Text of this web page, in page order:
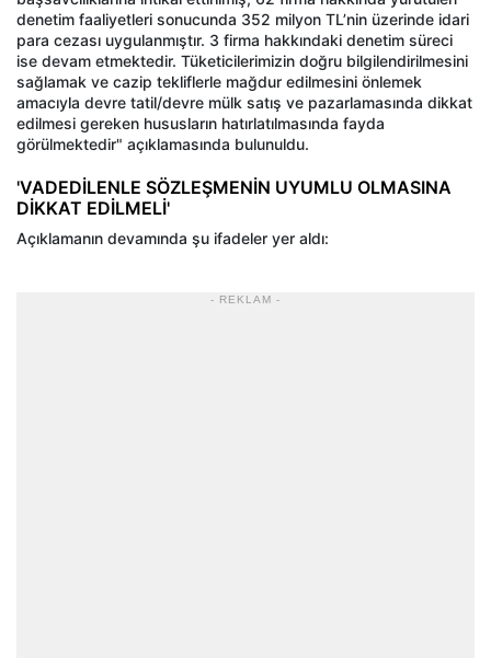
denetim faaliyetleri sonucunda 352 milyon TL’nin üzerinde idari
para cezası uygulanmıştır. 3 firma hakkındaki denetim süreci
ise devam etmektedir. Tüketicilerimizin doğru bilgilendirilmesini
sağlamak ve cazip tekliflerle mağdur edilmesini önlemek
amacıyla devre tatil/devre mülk satış ve pazarlamasında dikkat
edilmesi gereken hususların hatırlatılmasında fayda
görülmektedir" açıklamasında bulunuldu.
'VADEDİLENLE SÖZLEŞMENİN UYUMLU OLMASINA
DİKKAT EDİLMELİ'
Açıklamanın devamında şu ifadeler yer aldı:
- REKLAM -